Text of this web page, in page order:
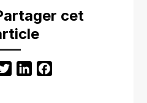
cet
TwitterLinkedIn